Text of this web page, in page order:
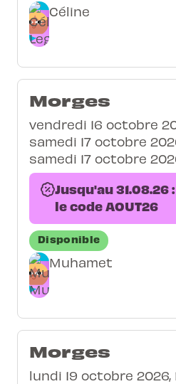
Céline
Morges
vendredi 16 octobre
samedi 17 octobre
samedi 17 octobre
Jusqu'au 31.08.26
le code AOUT26
Disponible
Muhamet
Morges
lundi 19 octobre 2026,